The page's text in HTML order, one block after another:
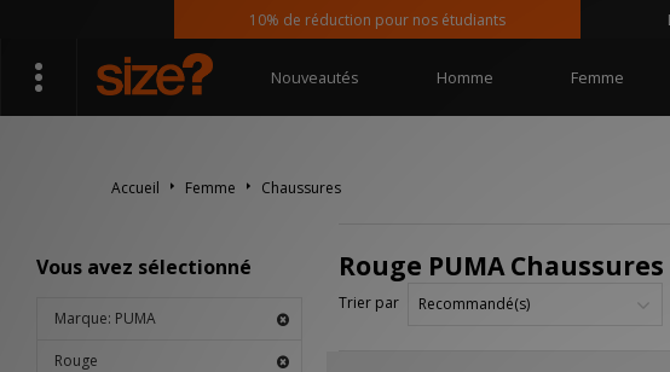
10% de réduction pour nos étudiants
Nouveautés Homme Femme
Accueil Femme Chaussures
Vous avez sélectionné
Marque: PUMA
Rouge
Rouge PUMA
Trier par